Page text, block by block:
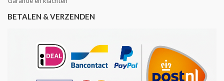
BETALEN & VERZENDEN